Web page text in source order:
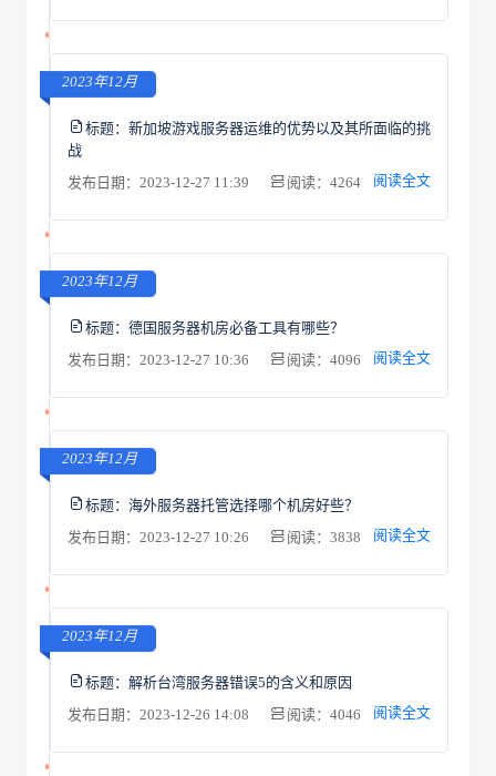
2023年12月
标题： 新加坡游戏服务器运维的优势以及其所面临的挑
战
发布日期：2023-12-27 11:39
阅读：4264 阅读全文
2023年12月
标题： 德国服务器机房必备工具有哪些？
发布日期：2023-12-27 10:36
阅读：4096 阅读全文
2023年12月
标题： 海外服务器托管选择哪个机房好些？
发布日期：2023-12-27 10:26
阅读：3838 阅读全文
2023年12月
标题： 解析台湾服务器错误5的含义和原因
发布日期：2023-12-26 14:08
阅读：4046 阅读全文